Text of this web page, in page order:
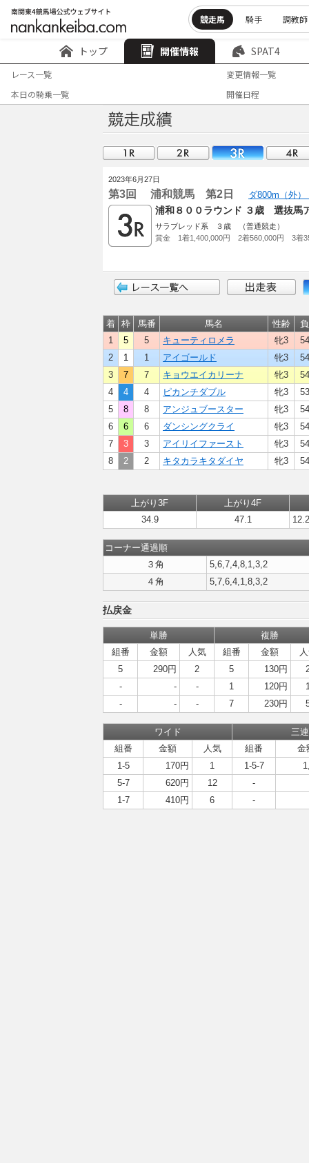
競走馬 騎手 調教師
トップ 開催情報 SPAT4
レース一覧
変更情報一覧
本日の騎乗一覧
開催日程
2023年6月27日
第3回 浦和競馬 第2日 ダ800m（外）
浦和８００ラウンド ３歳 選抜馬
サラブレッド系 ３歳 （普通競走）
賞金 1着1,400,000円 2着560,000円 3着
着 枠 馬番 馬名 性齢
1
5 5 キューティロメラ 牝3
2
1 1 アイゴールド 牝3
3
7 7 キョウエイカリーナ 牝3
4
4 4 ピカンチダブル 牝3
5
8 8 アンジュブースター 牝3
6
6 6 ダンシングクライ 牝3
7
3 3 アイリイファースト 牝3
8
2 2 キタカラキタダイヤ 牝3
上がり3F
上がり4F
34.9
47.1
コーナー通過順
３角
5,6,7,4,8,1,3,2
４角
5,7,6,4,1,8,3,2
払戻金
単勝
複勝
組番
金額 人気 組番 金額
5
290円 2 5 130円
-
- - 1 120円
-
- - 7 230円
ワイド
三
組番
金額 人気 組番
金
1-5
170円 1 1-5-7
5-7
620円 12
-
1-7
410円 6 -